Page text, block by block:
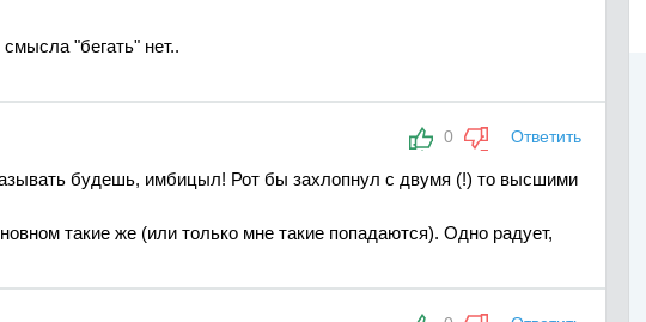
"бегать" нет..
0 Ответить
будешь, имбицыл! Рот бы захлопнул с двумя (!) то высшими
такие же (или только мне такие попадаются). Одно радует,